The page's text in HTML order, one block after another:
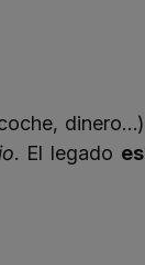
dinero…)
. El legado es